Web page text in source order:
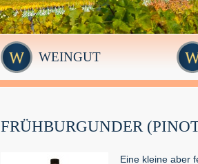
WEINGUT
FRÜHBURGUNDER
Eine kleine aber